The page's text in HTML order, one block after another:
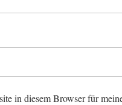
in diesem Browser für